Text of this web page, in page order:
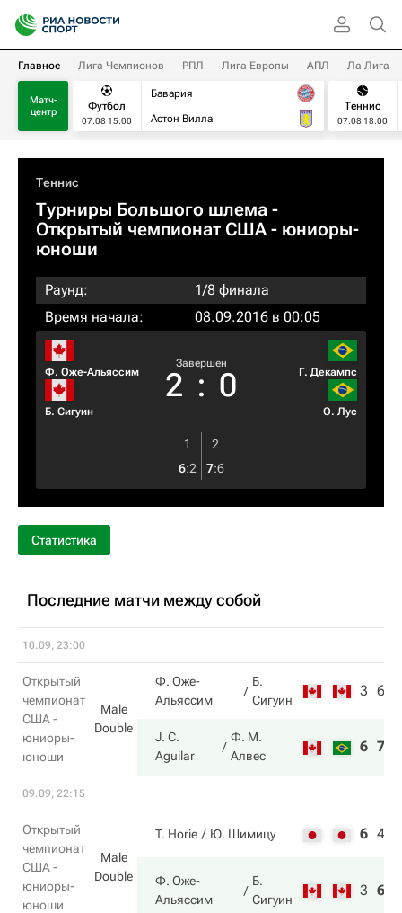
Главное Лига Чемпионов РПЛ Лига Европы АПЛ Ла Лига
Матч-
центр
Футбол
07.08 15:00
Бавария
Астон Вилла
Теннис
07.08 18:00
Теннис
Турниры Большого шлема -
Открытый чемпионат США - юниоры-
юноши
Раунд:
1/8 финала
Время начала:
08.09.2016 в 00:05
Ф. Оже-Альяссим
Б. Сигуин
Завершен
2 : 0 Г. Декампс
О. Лус
1
2
6:2 7:6
Статистика
Последние матчи между собой
10.09, 23:00
Открытый
чемпионат
США -
юниоры-
юноши
Male
Double
Ф. Оже-
Альяссим
Б.
Сигуин
3 6
J. C.
Aguilar
Ф. М.
Алвес
6 7
09.09, 22:15
Открытый
чемпионат
США -
юниоры-
юноши
Male
Double
T. Horie Ю. Шимицу 6 4
Ф. Оже-
Альяссим
Б.
Сигуин
3 6